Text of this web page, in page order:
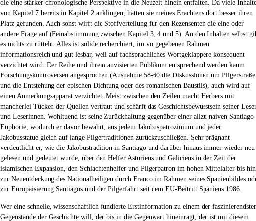
die eine stärker chronologische Perspektive in die Neuzeit hinein entfalten. Da viele Inhalte
von Kapitel 7 bereits in Kapitel 2 anklingen, hätten sie meines Erachtens dort besser ihren
Platz gefunden. Auch sonst wirft die Stoffverteilung für den Rezensenten die eine oder
andere Frage auf (Feinabstimmung zwischen Kapitel 3, 4 und 5). An den Inhalten selbst
es nichts zu rütteln. Alles ist solide recherchiert, im vorgegebenen Rahmen
informationsreich und gut lesbar, weil auf fachsprachliches Wortgeklappere konsequent
verzichtet wird. Der Reihe und ihrem anvisierten Publikum entsprechend werden kaum
Forschungskontroversen angesprochen (Ausnahme 58-60 die Diskussionen um
und die Entstehung der epischen Dichtung oder des romanischen Baustils), auch wird auf
einen Anmerkungsapparat verzichtet. Meist zwischen den Zeilen macht Herbers mit
mancherlei Tücken der Quellen vertraut und schärft das Geschichtsbewusstsein seiner Leser
und Leserinnen. Wohltuend ist seine Zurückhaltung gegenüber einer allzu naiven Santiago-
Euphorie, wodurch er davor bewahrt, aus jedem Jakobuspatrozinium und jeder
Jakobusstatue gleich auf lange Pilgertraditionen zurückzuschließen. Sehr prägnant
verdeutlicht er, wie die Jakobustradition in Santiago und darüber hinaus immer wieder neu
gelesen und gedeutet wurde, über den Helfer Asturiens und Galiciens in der Zeit der
islamischen Expansion, den Schlachtenhelfer und Pilgerpatron im hohen Mittelalter bis hin
zur Neuentdeckung des Nationalheiligen durch Franco im Rahmen seines Spanienbildes
zur Europäisierung Santiagos und der Pilgerfahrt seit dem EU-Beitritt Spaniens 1986.
Wer eine schnelle, wissenschaftlich fundierte Erstinformation zu einem der
Gegenstände der Geschichte will, der bis in die Gegenwart hineinragt, der ist mit diesem